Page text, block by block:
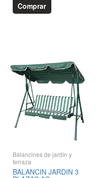
Comprar
Balancines de jardín y
terraza
BALANCIN JARDIN 3